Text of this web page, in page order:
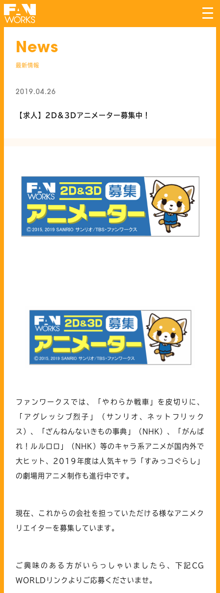
News
最新情報
2019.04.26
【求人】2D&3Dアニメーター募集中！
ファンワークスでは、「やわらか戦車」を皮切りに、
「アグレッシブ烈子」（サンリオ、ネットフリック
ス）、「ざんねんないきもの事典」（NHK）、「がんば
れ！ルルロロ」（NHK）等のキャラ系アニメが国内外で
大ヒット、2019年度は人気キャラ「すみっコぐらし」
の劇場用アニメ制作も進行中です。
現在、これからの会社を担っていただける様なアニメク
リエイターを募集しています。
ご興味のある方がいらっしゃいましたら、下記CG
WORLDリンクよりご応募くださいませ。